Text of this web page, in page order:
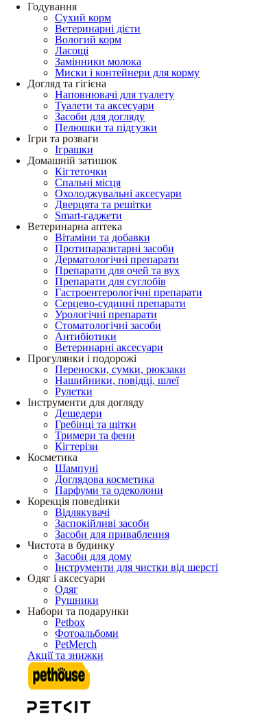
Годування
Сухий корм
Ветеринарні дієти
Вологий корм
Ласощі
Замінники молока
Миски і контейнери для корму
Догляд та гігієна
Наповнювачі для туалету
Туалети та аксесуари
Засоби для догляду
Пелюшки та підгузки
Ігри та розваги
Іграшки
Домашній затишок
Кігтеточки
Спальні місця
Охолоджувальні аксесуари
Дверцята та решітки
Smart-гаджети
Ветеринарна аптека
Вітаміни та добавки
Протипаразитарні засоби
Дерматологічні препарати
Препарати для очей та вух
Препарати для суглобів
Гастроентерологічні препарати
Серцево-судинні препарати
Урологічні препарати
Стоматологічні засоби
Антибіотики
Ветеринарні аксесуари
Прогулянки і подорожі
Переноски, сумки, рюкзаки
Нашийники, повідці, шлеї
Рулетки
Інструменти для догляду
Дешедери
Гребінці та щітки
Тримери та фени
Кігтерізи
Косметика
Шампуні
Доглядова косметика
Парфуми та одеколони
Корекція поведінки
Відлякувачі
Заспокійливі засоби
Засоби для приваблення
Чистота в будинку
Засоби для дому
Інструменти для чистки від шерсті
Одяг і аксесуари
Одяг
Рушники
Набори та подарунки
Petbox
Фотоальбоми
PetMerch
Акції та знижки